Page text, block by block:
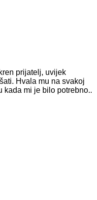
prijatelj, uvijek
Hvala mu na svakoj
kada mi je bilo potrebno..